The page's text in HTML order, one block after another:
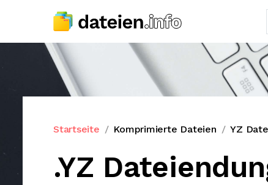
Startseite Komprimierte Dateien YZ
.YZ